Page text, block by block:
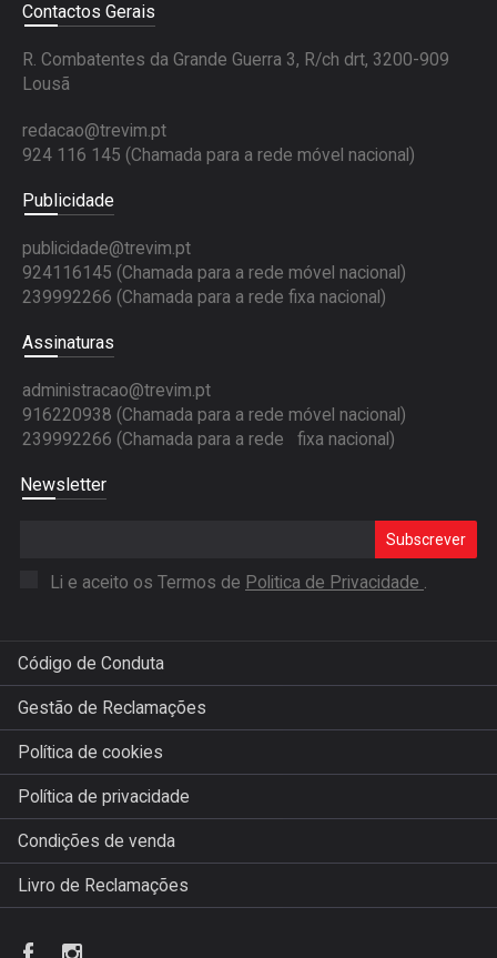
Contactos Gerais
R. Combatentes da Grande Guerra 3, R/ch drt, 3200-909
Lousã
redacao@trevim.pt
924 116 145 (Chamada para a rede móvel nacional)
Publicidade
publicidade@trevim.pt
924116145 (Chamada para a rede móvel nacional)
239992266 (Chamada para a rede fixa nacional)
Assinaturas
administracao@trevim.pt
916220938 (Chamada para a rede móvel nacional)
239992266 (Chamada para a rede fixa nacional)
Newsletter
Subscrever
Li e aceito os Termos de Politica de Privacidade .
Código de Conduta
Gestão de Reclamações
Política de cookies
Política de privacidade
Condições de venda
Livro de Reclamações